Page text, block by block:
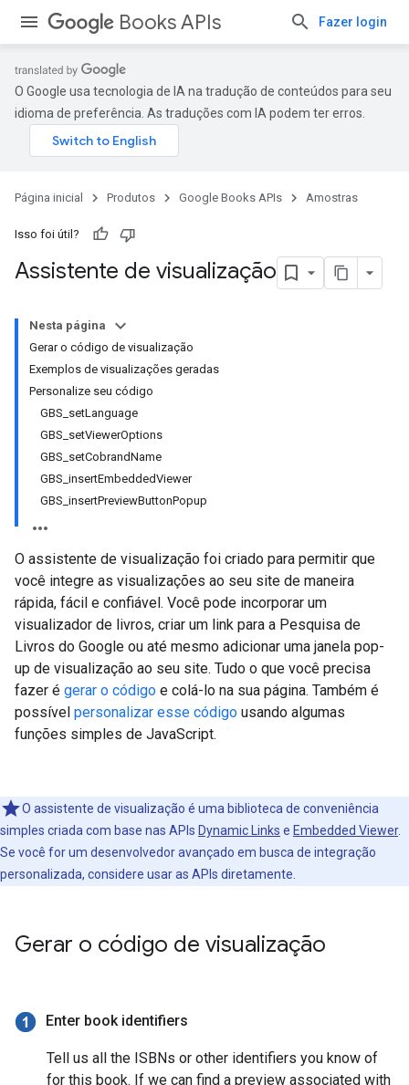
Books APIs Fazer login
O Google usa tecnologia de IA na tradução de conteúdos para seu
idioma de preferência. As traduções com IA podem ter erros.
Página inicial Produtos Google Books APIs Amostras
Isso foi útil?
Assistente de visualização
Nesta página
Gerar o código de visualização
Exemplos de visualizações geradas
Personalize seu código
GBS_setLanguage
GBS_setViewerOptions
GBS_setCobrandName
GBS_insertEmbeddedViewer
GBS_insertPreviewButtonPopup
O assistente de visualização foi criado para permitir que
você integre as visualizações ao seu site de maneira
rápida, fácil e confiável. Você pode incorporar um
visualizador de livros, criar um link para a Pesquisa de
Livros do Google ou até mesmo adicionar uma janela pop-
up de visualização ao seu site. Tudo o que você precisa
fazer é gerar o código e colá-lo na sua página. Também é
possível personalizar esse código usando algumas
funções simples de JavaScript.
O assistente de visualização é uma biblioteca de conveniência
simples criada com base nas APIs Dynamic Links e Embedded Viewer.
Se você for um desenvolvedor avançado em busca de integração
personalizada, considere usar as APIs diretamente.
Gerar o código de visualização